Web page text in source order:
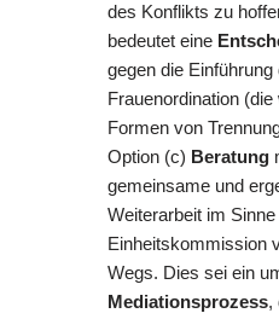
des Konflikts zu
bedeutet eine
gegen die Einführung
Frauenordination
Formen von
Option (c) Beratung
gemeinsame und
Weiterarbeit im
Einheitskommission
Wegs. Dies sei ein
Mediationsprozess,